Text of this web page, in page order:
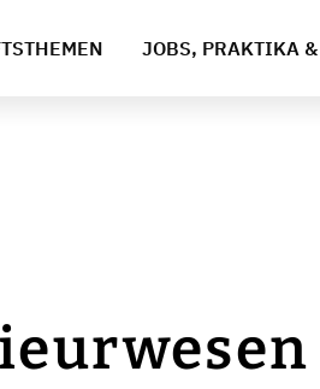
JOBS, PRAKTIKA &